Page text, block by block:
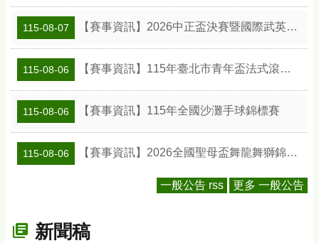
115-08-07 【賽事資訊】2026中正盃決賽暨國際武英盃武術精英錦標賽
115-08-06 【賽事資訊】115年臺北市青年盃法式滾球錦標賽
115-08-06 【賽事資訊】115年全國沙灘手球錦標賽
115-08-06 【賽事資訊】2026全國聖母盃舞龍舞獅錦標賽
一般公告 rss 更多 一般公告
新聞稿